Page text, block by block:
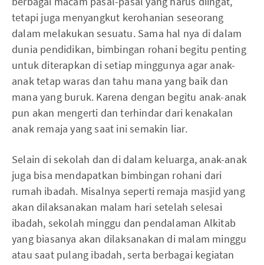
tetapi juga menyangkut kerohanian seseorang
dalam melakukan sesuatu. Sama hal nya di dalam
dunia pendidikan, bimbingan rohani begitu penting
untuk diterapkan di setiap minggunya agar anak-
anak tetap waras dan tahu mana yang baik dan
mana yang buruk. Karena dengan begitu anak-anak
pun akan mengerti dan terhindar dari kenakalan
anak remaja yang saat ini semakin liar.
Selain di sekolah dan di dalam keluarga, anak-anak
juga bisa mendapatkan bimbingan rohani dari
rumah ibadah. Misalnya seperti remaja masjid yang
akan dilaksanakan malam hari setelah selesai
ibadah, sekolah minggu dan pendalaman Alkitab
yang biasanya akan dilaksanakan di malam minggu
atau saat pulang ibadah, serta berbagai kegiatan